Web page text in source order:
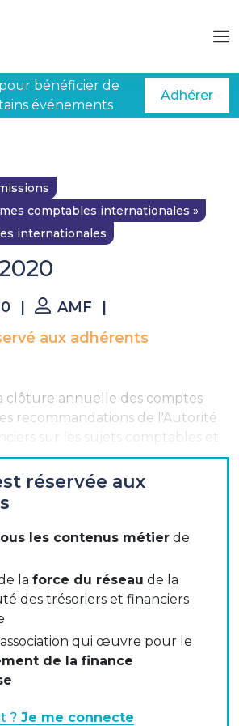
bénéficier de
événements
Adhérer
comptables internationales »
internationales
AMF
aux adhérents
clôture annuelle des comptes
recommandations de l'Autorité
sur les sujets comptables et
cette année sont liés au contexte
économique dont notamment :
des conséquences de la crise sur
société,
tests de dépréciation,
spécifiques à fournir au titre de
et du risque de
particuliers pour les
réservée aux
les contenus métier de
la force du réseau de la
des trésoriers et financiers
qui œuvre pour le
de la finance
? Je me connecte